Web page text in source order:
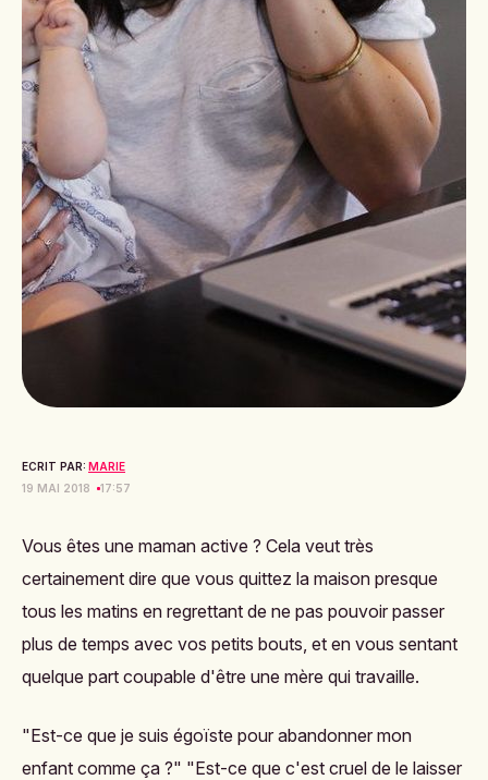
ECRIT PAR: MARIE
19 MAI 2018
17:57
Vous êtes une maman active ? Cela veut très
certainement dire que vous quittez la maison presque
tous les matins en regrettant de ne pas pouvoir passer
plus de temps avec vos petits bouts, et en vous sentant
quelque part coupable d'être une mère qui travaille.
"Est-ce que je suis égoïste pour abandonner mon
enfant comme ça ?" "Est-ce que c'est cruel de le laisser